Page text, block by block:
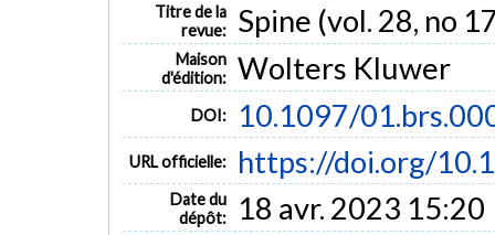
Titre de la
revue:
Spine (vol. 28, no
Maison
d'édition: Wolters Kluwer
DOI: 10.1097/
URL officielle: https://doi.org/
Date du
dépôt:
18 avr. 2023 15:20